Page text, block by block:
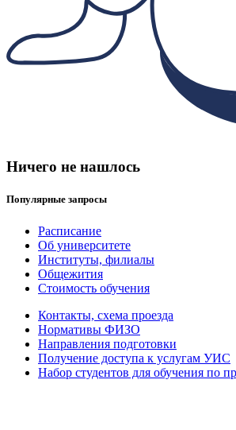
Ничего не нашлось
Популярные запросы
Расписание
Об университете
Институты, филиалы
Общежития
Стоимость обучения
Контакты, схема проезда
Нормативы ФИЗО
Направления подготовки
Получение доступа к услугам УИС
Набор студентов для обучения по